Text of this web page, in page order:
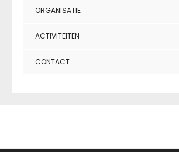
ORGANISATIE
ACTIVITEITEN
CONTACT